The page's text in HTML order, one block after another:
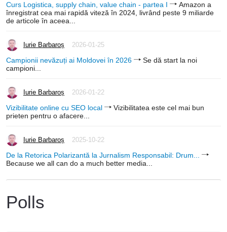
Curs Logistica, supply chain, value chain - partea I
Amazon a
înregistrat cea mai rapidă viteză în 2024, livrând peste 9 miliarde
de articole în aceea...
Iurie Barbaroș 2026-01-25
Campionii nevăzuți ai Moldovei în 2026
Se dă start la noi
campioni...
Iurie Barbaroș 2026-01-22
Vizibilitate online cu SEO local
Vizibilitatea este cel mai bun
prieten pentru o afacere...
Iurie Barbaroș 2025-10-22
De la Retorica Polarizantă la Jurnalism Responsabil: Drum...
Because we all can do a much better media...
Polls